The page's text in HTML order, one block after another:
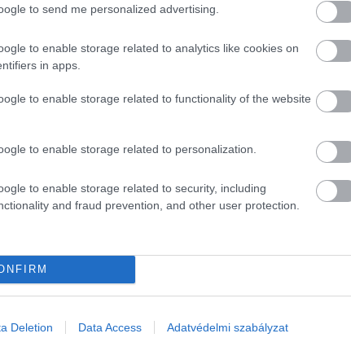
to send me personalized advertising.
to enable storage related to analytics like cookies on
in apps.
to enable storage related to functionality of the website
to enable storage related to personalization.
to enable storage related to security, including
and fraud prevention, and other user protection.
Deletion Data Access Adatvédelmi szabályzat
amikor már nem sok élelem maradhatott a
fánkkal, amely a böjtöt megelőző időszak
csak nálunk. A fentebb említett lukumadészt a
törökök és az arabok is. Ezek egyébként kis
szerepel az